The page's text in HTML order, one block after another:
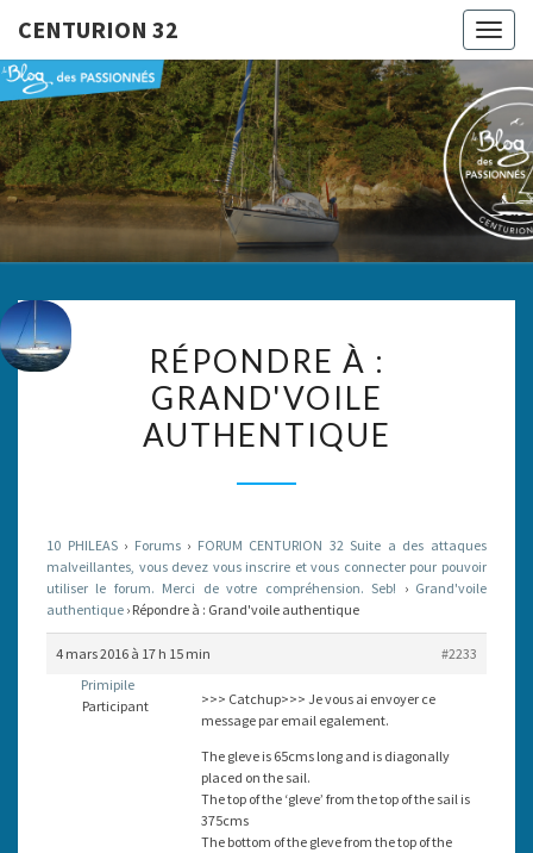
CENTURION 32
32
Le Blog
Des
Passionnés
À :
GRAND'VOILE
AUTHENTIQUE
RÉPONDRE À :
GRAND'VOILE
AUTHENTIQUE
10 PHILEAS › Forums › FORUM CENTURION 32 Suite a des attaques
malveillantes, vous devez vous inscrire et vous connecter pour pouvoir
utiliser le forum. Merci de votre compréhension. Seb! › Grand'voile
authentique › Répondre à : Grand'voile authentique
4 mars 2016 à 17 h 15 min
#2233
Primipile
Participant
>>> Catchup>>> Je vous ai envoyer ce
message par email egalement.
The gleve is 65cms long and is diagonally
placed on the sail.
The top of the ‘gleve’ from the top of the sail is
375cms
The bottom of the gleve from the top of the